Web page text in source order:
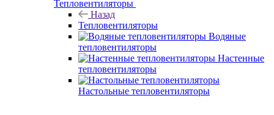
Тепловентиляторы
Назад
Тепловентиляторы
Водяные
тепловентиляторы
Настенные
тепловентиляторы
Настольные тепловентиляторы